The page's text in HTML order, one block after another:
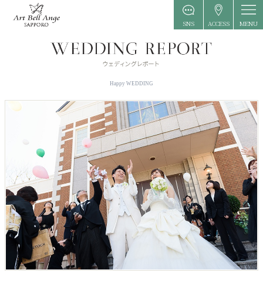
SNS ACCESS MENU
Happy WEDDING